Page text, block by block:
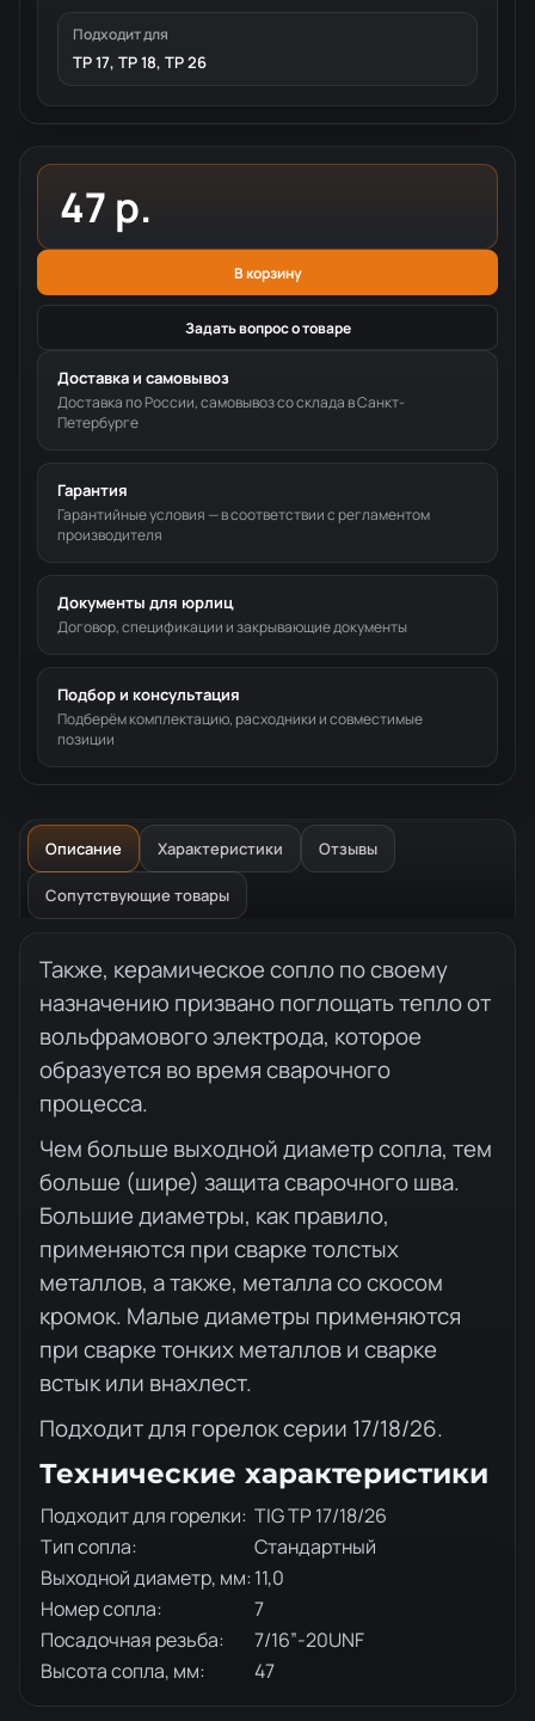
Подходит для
TP 17, TP 18, TP 26
47 р.
В корзину
Задать вопрос о товаре
Доставка и самовывоз
Доставка по России, самовывоз со склада в Санкт-
Петербурге
Гарантия
Гарантийные условия — в соответствии с регламентом
производителя
Документы для юрлиц
Договор, спецификации и закрывающие документы
Подбор и консультация
Подберём комплектацию, расходники и совместимые
позиции
Описание Характеристики Отзывы
Сопутствующие товары
Описание товара
Также, керамическое сопло по своему
назначению призвано поглощать тепло от
вольфрамового электрода, которое
образуется во время сварочного
процесса.
Чем больше выходной диаметр сопла, тем
больше (шире) защита сварочного шва.
Большие диаметры, как правило,
применяются при сварке толстых
металлов, а также, металла со скосом
кромок. Малые диаметры применяются
при сварке тонких металлов и сварке
встык или внахлест.
Подходит для горелок серии 17/18/26.
Технические характеристики
Подходит для горелки: TIG TP 17/18/26
Тип сопла:
Стандартный
Выходной диаметр, мм:11,0
Номер сопла:
7
Посадочная резьба:
7/16”-20UNF
Высота сопла, мм:
47